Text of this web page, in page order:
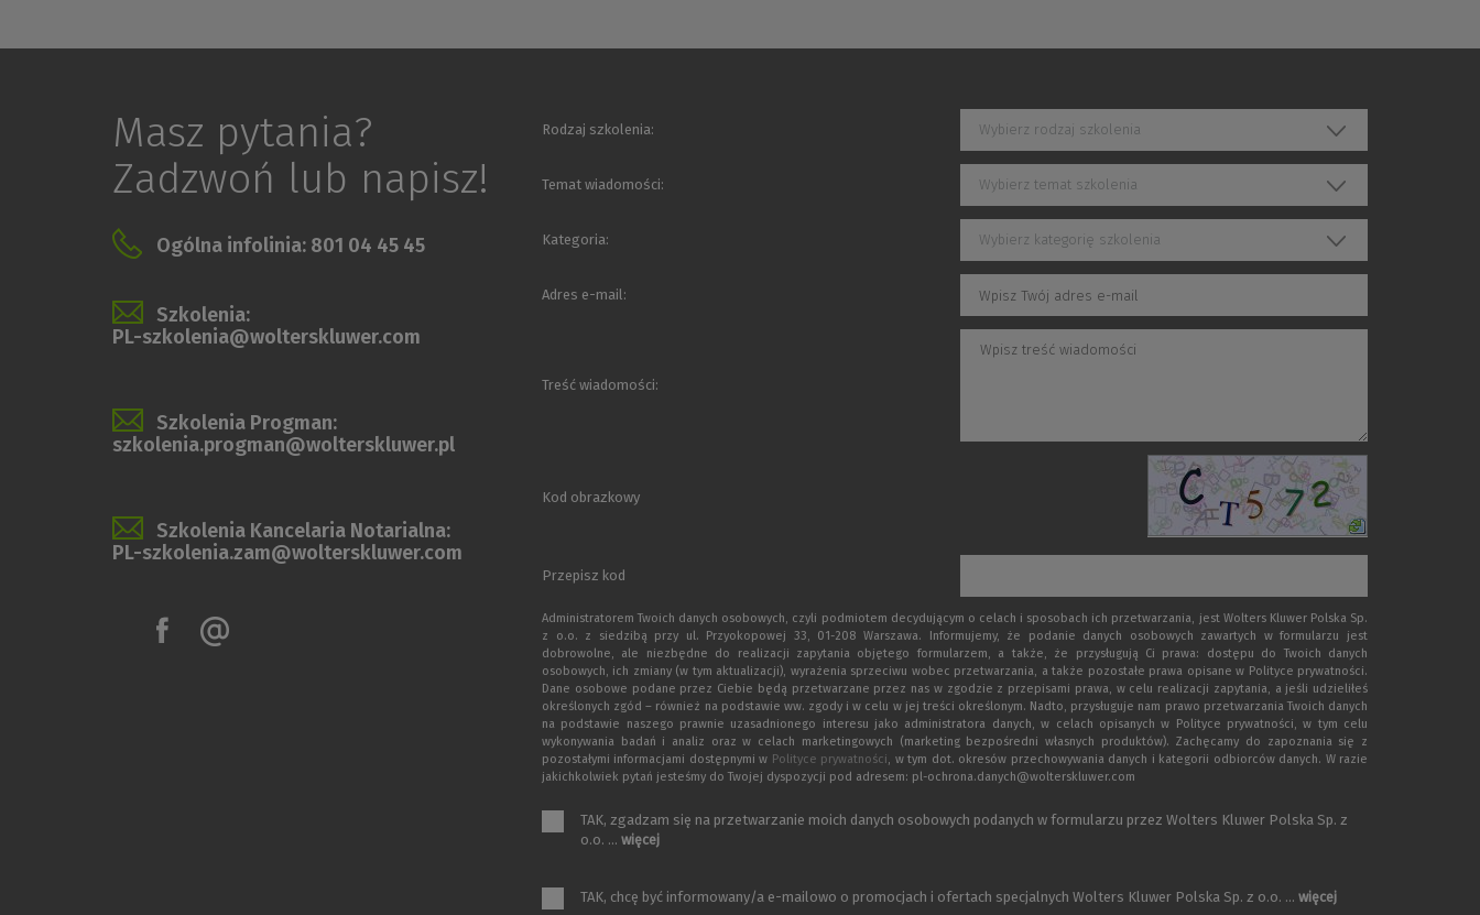
Masz pytania?
Zadzwoń lub napisz!
Ogólna infolinia: 801 04 45 45
Szkolenia:
PL-szkolenia@wolterskluwer.com
Szkolenia Progman:
szkolenia.progman@wolterskluwer.pl
Szkolenia Kancelaria Notarialna:
PL-szkolenia.zam@wolterskluwer.com
Rodzaj szkolenia: Wybierz rodzaj szkolenia
Temat wiadomości: Wybierz temat szkolenia
Kategoria: Wybierz kategorię szkolenia
Adres e-mail:
Treść wiadomości:
Kod obrazkowy
Przepisz kod
Administratorem Twoich danych osobowych, czyli podmiotem decydującym o celach i sposobach ich przetwarzania, jest Wolters Kluwer Polska Sp.
z o.o. z siedzibą przy ul. Przyokopowej 33, 01-208 Warszawa. Informujemy, że podanie danych osobowych zawartych w formularzu jest
dobrowolne, ale niezbędne do realizacji zapytania objętego formularzem, a także, że przysługują Ci prawa: dostępu do Twoich danych
osobowych, ich zmiany (w tym aktualizacji), wyrażenia sprzeciwu wobec przetwarzania, a także pozostałe prawa opisane w Polityce prywatności.
Dane osobowe podane przez Ciebie będą przetwarzane przez nas w zgodzie z przepisami prawa, w celu realizacji zapytania, a jeśli udzieliłeś
określonych zgód – również na podstawie ww. zgody i w celu w jej treści określonym. Nadto, przysługuje nam prawo przetwarzania Twoich danych
na podstawie naszego prawnie uzasadnionego interesu jako administratora danych, w celach opisanych w Polityce prywatności, w tym celu
wykonywania badań i analiz oraz w celach marketingowych (marketing bezpośredni własnych produktów). Zachęcamy do zapoznania się z
pozostałymi informacjami dostępnymi w Polityce prywatności, w tym dot. okresów przechowywania danych i kategorii odbiorców danych. W razie
jakichkolwiek pytań jesteśmy do Twojej dyspozycji pod adresem: pl-ochrona.danych@wolterskluwer.com
TAK, zgadzam się na przetwarzanie moich danych osobowych podanych w formularzu przez Wolters Kluwer Polska Sp. z
o.o. ... więcej
TAK, chcę być informowany/a e-mailowo o promocjach i ofertach specjalnych Wolters Kluwer Polska Sp. z o.o. ... więcej